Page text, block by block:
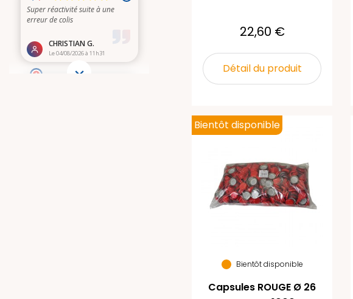
22,60 €
Détail du produit
Bientôt disponible
Capsules ROUGE Ø 26
Bientôt disponible